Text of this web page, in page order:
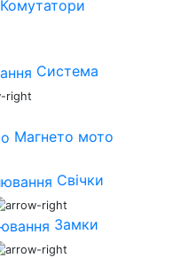
Комутатори
Система
Магнето мото
Свічки
Замки